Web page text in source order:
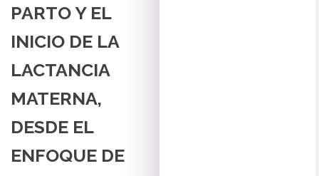
PARTO Y EL
INICIO DE LA
LACTANCIA
MATERNA,
DESDE EL
ENFOQUE DE